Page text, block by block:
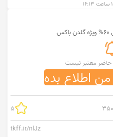
حاضر معتبر نیست
اطلاع بده
350
5
tkff.ir/nlJz